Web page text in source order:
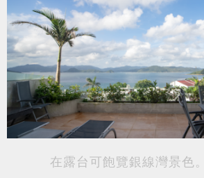
在露台可飽覽銀線灣景色